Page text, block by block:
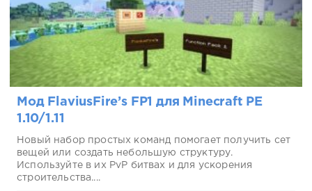
Мод FlaviusFire’s FP1 для Minecraft PE
1.10/1.11
Новый набор простых команд помогает получить сет
вещей или создать небольшую структуру.
Используйте в их PvP битвах и для ускорения
строительства....